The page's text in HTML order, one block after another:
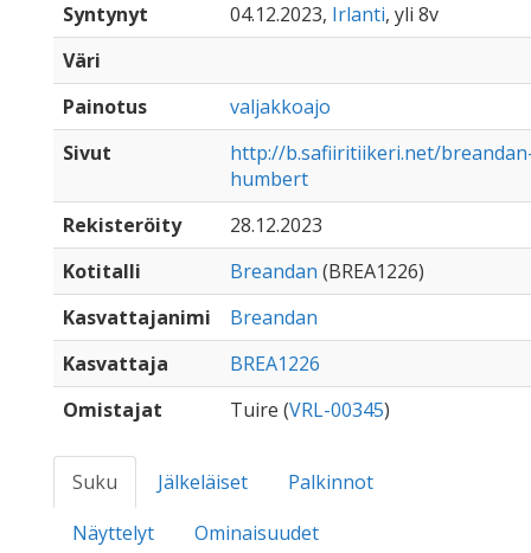
Syntynyt
04.12.2023, Irlanti, yli 8v
Väri
Painotus
valjakkoajo
Sivut
http://b.safiiritiikeri.net/
humbert
Rekisteröity
28.12.2023
Kotitalli
Breandan (BREA1226)
Kasvattajanimi
Breandan
Kasvattaja
BREA1226
Omistajat
Tuire (VRL-00345)
Suku Jälkeläiset
Palkinnot
Näyttelyt
Ominaisuudet